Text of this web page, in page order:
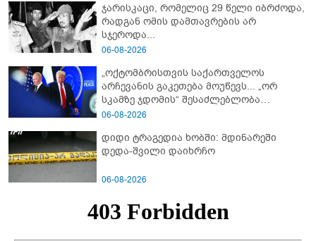
ჯარისკაცი, რომელიც 29 წელი იბრძოდა,
რადგან ომის დამთავრების არ
სჯეროდა...
06-08-2026
„ოქტომბრისთვის საქართველოს
არჩევანის გაკეთება მოუწევს... „ორ
სკამზე ჯდომის“ შესაძლებლობა
შეიძლება დასრულდეს“ - მირიან
06-08-2026
დიდი ტრაგედია ხობში: მდინარეში
დედა-შვილი დაიხრჩო
06-08-2026